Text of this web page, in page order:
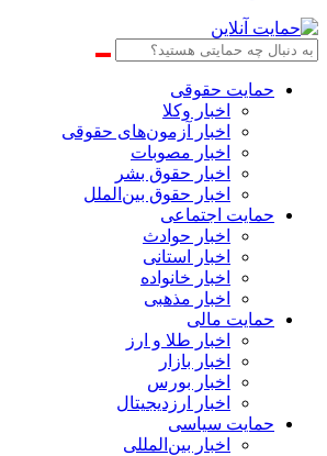
حمایت حقوقی
اخبار وکلا
اخبار آزمون‌های حقوقی
اخبار مصوبات
اخبار حقوق بشر
اخبار حقوق بین‌الملل
حمایت اجتماعی
اخبار حوادث
اخبار استانی
اخبار خانواده
اخبار مذهبی
حمایت مالی
اخبار طلا و ارز
اخبار بازار
اخبار بورس
اخبار ارزدیجیتال
حمایت سیاسی
اخبار بین‌المللی